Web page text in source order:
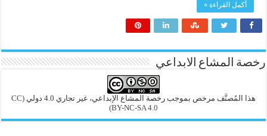
أكمل القراءة »
رخصة المشاع الابداعي
هذا المُصنَّف مرخص بموجب رخصة المشاع الإبداعي، غير تجاري 4.0 دولي
(CC
BY-NC-SA 4.0)